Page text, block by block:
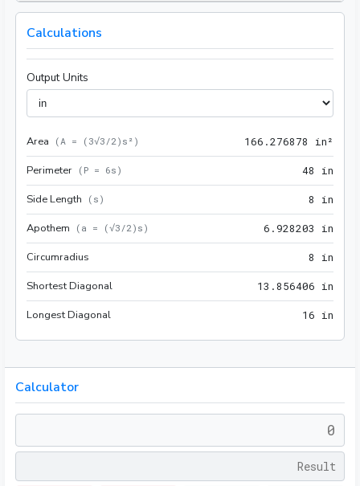
Calculations
Output Units
Area (A = (3√3/2)s² ) 166 .276878 in²
Perimeter ( P = 6s ) 48 in
Side Length ( s ) 8 in
Apothem ( a = (√3/2)s ) 6 .928203 in
Circumradius 8 in
Shortest Diagonal 13 .856406 in
Longest Diagonal 16 in
Calculator